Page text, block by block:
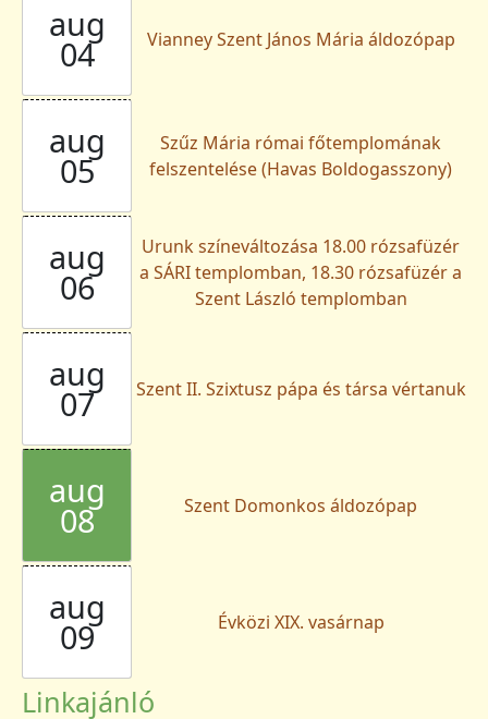
aug
04 Vianney Szent János Mária áldozópap
aug
05
Szűz Mária római főtemplomának
felszentelése (Havas Boldogasszony)
aug
06
Urunk színeváltozása 18.00 rózsafüzér
a SÁRI templomban, 18.30 rózsafüzér a
Szent László templomban
aug
07 Szent II. Szixtusz pápa és társa vértanuk
aug
08 Szent Domonkos áldozópap
aug
09 Évközi XIX. vasárnap
Linkajánló